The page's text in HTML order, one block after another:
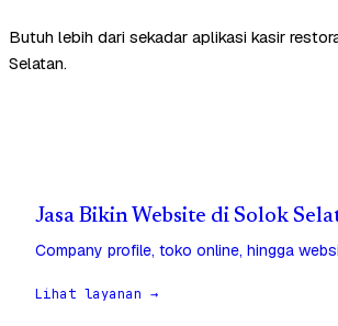
Butuh lebih dari sekadar aplikasi kasir
Selatan.
Jasa Bikin Website di Solok
Company profile, toko online, hingga
Lihat layanan →